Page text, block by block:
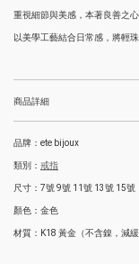
重視細節與美感，本著良善之
以美學工藝結合日常感，將輕
商品詳細
品牌：ete bijoux
類別： 戒指
尺寸：7號 9號 11號 13號 15號
顏色：金色
材質：K18 黃金（不含鎳，減緩